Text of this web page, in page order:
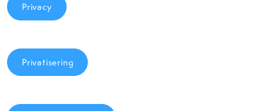
Privacy
Privatisering